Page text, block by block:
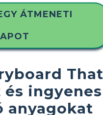
ÁTMENETI
That
ingyenes
anyagokat